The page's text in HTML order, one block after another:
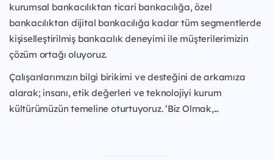
kurumsal bankacılıktan ticari bankacılığa, özel
bankacılıktan dijital bankacılığa kadar tüm segmentlerde
kişiselleştirilmiş bankacılık deneyimi ile müşterilerimizin
çözüm ortağı oluyoruz.
Çalışanlarımızın bilgi birikimi ve desteğini de arkamıza
alarak; insanı, etik değerleri ve teknolojiyi kurum
kültürümüzün temeline oturtuyoruz. ‘Biz Olmak,...